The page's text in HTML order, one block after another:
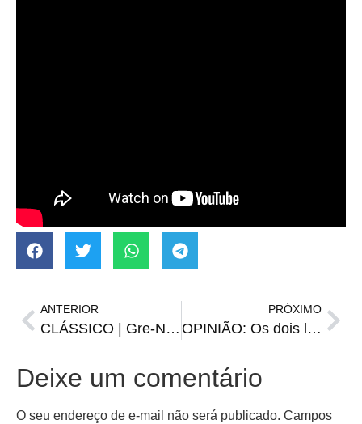
ANTERIOR
CLÁSSICO | Gre-Nal da Copa Santiago será o primeiro de 2025
PRÓXIMO
OPINIÃO: Os dois lados da goleada gremista contra o Pelotas
Deixe um comentário
O seu endereço de e-mail não será publicado. Campos